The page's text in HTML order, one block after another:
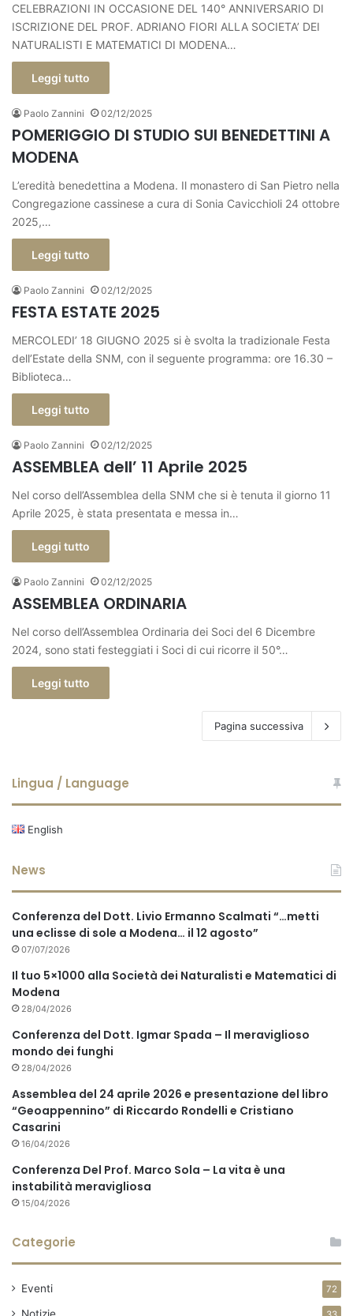
CELEBRAZIONI IN OCCASIONE DEL 140° ANNIVERSARIO DI
ISCRIZIONE DEL PROF. ADRIANO FIORI ALLA SOCIETA’ DEI
NATURALISTI E MATEMATICI DI MODENA…
Leggi tutto
Paolo Zannini 02/12/2025
POMERIGGIO DI STUDIO SUI BENEDETTINI A
MODENA
L’eredità benedettina a Modena. Il monastero di San Pietro nella
Congregazione cassinese a cura di Sonia Cavicchioli 24 ottobre
2025,…
Leggi tutto
Paolo Zannini 02/12/2025
FESTA ESTATE 2025
MERCOLEDI’ 18 GIUGNO 2025 si è svolta la tradizionale Festa
dell’Estate della SNM, con il seguente programma: ore 16.30 –
Biblioteca…
Leggi tutto
Paolo Zannini 02/12/2025
ASSEMBLEA dell’ 11 Aprile 2025
Nel corso dell’Assemblea della SNM che si è tenuta il giorno 11
Aprile 2025, è stata presentata e messa in…
Leggi tutto
Paolo Zannini 02/12/2025
ASSEMBLEA ORDINARIA
Nel corso dell’Assemblea Ordinaria dei Soci del 6 Dicembre
2024, sono stati festeggiati i Soci di cui ricorre il 50°…
Leggi tutto
Pagina successiva
Lingua / Language
English
News
Conferenza del Dott. Livio Ermanno Scalmati “…metti
una eclisse di sole a Modena… il 12 agosto”
07/07/2026
Il tuo 5×1000 alla Società dei Naturalisti e Matematici di
Modena
28/04/2026
Conferenza del Dott. Igmar Spada – Il meraviglioso
mondo dei funghi
28/04/2026
Assemblea del 24 aprile 2026 e presentazione del libro
“Geoappennino” di Riccardo Rondelli e Cristiano
Casarini
16/04/2026
Conferenza Del Prof. Marco Sola – La vita è una
instabilità meravigliosa
15/04/2026
Categorie
Eventi 72